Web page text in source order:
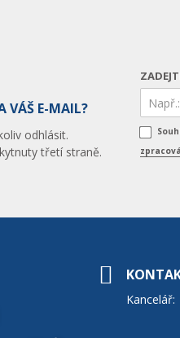
VÁŠ E-MAIL?
odhlásit.
třetí straně.
Kancelář: